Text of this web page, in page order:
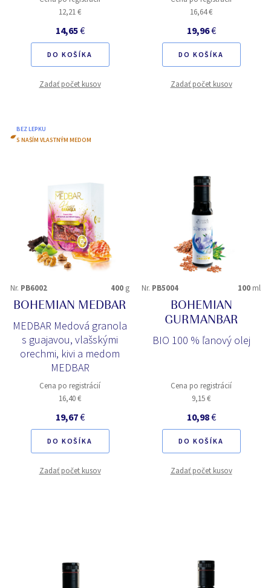
12,21 €
14,65€
DO KOŠÍKA
Zadať počet kusov
16,64 €
19,96€
DO KOŠÍKA
Zadať počet kusov
BEZ LEPKU
S NAŠÍM VLASTNÝM MEDOM
Nr. PB6002 400 g
BOHEMIAN MEDBAR
MEDBAR Medová granola
s guajavou, vlašskými
orechmi, kivi a medom
MEDBAR
Cena po registrácií
16,40 €
19,67€
DO KOŠÍKA
Zadať počet kusov
Nr. PB5004 100 ml
BOHEMIAN
GURMANBAR
BIO 100 % ľanový olej
Cena po registrácií
9,15 €
10,98€
DO KOŠÍKA
Zadať počet kusov